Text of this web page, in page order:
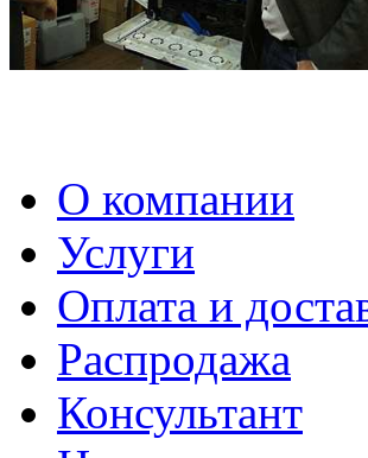
О компании
Услуги
Оплата и
Распродажа
Консультант